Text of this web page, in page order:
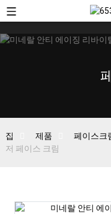
집 제품 페이스크
저 페이스 크림